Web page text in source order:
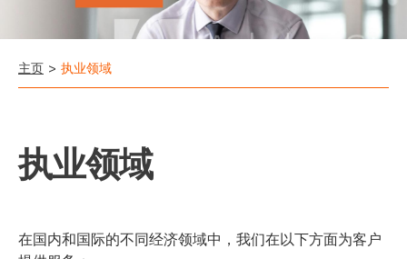
主页 > 执业领域
执业领域
在国内和国际的不同经济领域中，我们在以下方面为客户